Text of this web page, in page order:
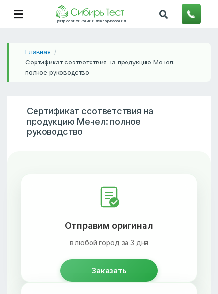
центр сертификации и декларирования
Главная /
Сертификат соответствия на продукцию Мечел:
полное руководство
Сертификат соответствия на
продукцию Мечел: полное
руководство
Отправим оригинал
в любой город за 3 дня
Заказать